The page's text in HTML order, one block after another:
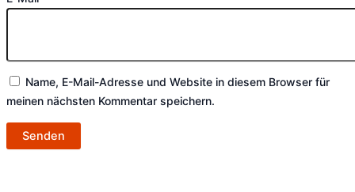
Name, E-Mail-Adresse und Website in diesem Browser für
meinen nächsten Kommentar speichern.